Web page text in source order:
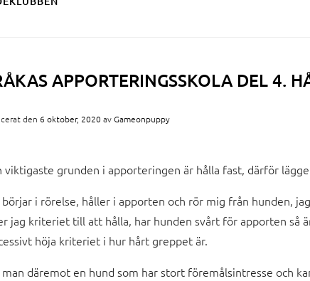
APPORTERINGSSKOLA DEL 4.
den 6 oktober, 2020 avGameonpuppy
viktigaste grunden i apporteringen är hålla fast, därför
börjar i rörelse, håller i apporten och rör mig från hunden,
jag kriteriet till att hålla, har hunden svårt för apporten så
höja kriteriet i hur hårt greppet är.
man däremot en hund som har stort föremålsintresse och